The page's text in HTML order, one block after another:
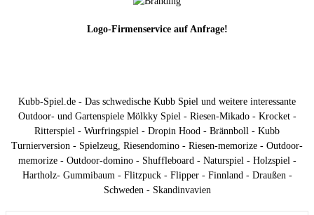
Logo-Firmenservice auf Anfrage!
Kubb-Spiel.de - Das schwedische Kubb Spiel und weitere interessante
Outdoor- und Gartenspiele Mölkky Spiel - Riesen-Mikado - Krocket -
Ritterspiel - Wurfringspiel - Dropin Hood - Brännboll - Kubb
Turnierversion - Spielzeug, Riesendomino - Riesen-memorize - Outdoor-
memorize - Outdoor-domino - Shuffleboard - Naturspiel - Holzspiel -
Hartholz- Gummibaum - Flitzpuck - Flipper - Finnland - Draußen -
Schweden - Skandinvavien